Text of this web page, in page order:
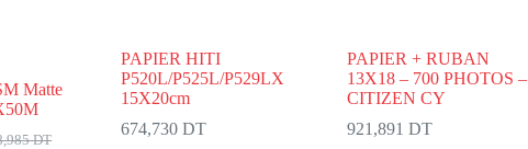
Matte
DT
PAPIER HITI
P520L/P525L/P529LX
15X20cm
674,730DT
PAPIER + RUBAN
13X18 – 700 PHOTOS –
CITIZEN CY
921,891DT